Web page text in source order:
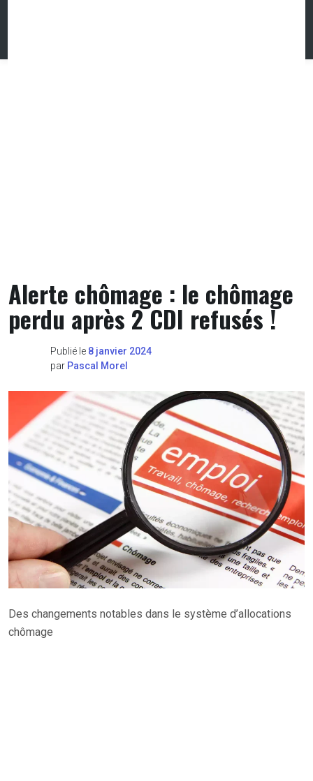
Alerte chômage : le chômage
perdu après 2 CDI refusés !
Publié le 8 janvier 2024
par Pascal Morel
Des changements notables dans le système d’allocations
chômage